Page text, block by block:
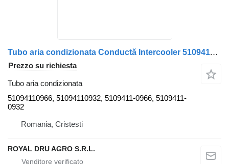
Tubo aria condizionata Conductă Intercooler 51094110966 per camion MAN 51094110966 / 51094110932
Prezzo su richiesta
Tubo aria condizionata
51094110966, 51094110932, 5109411-0966, 5109411-
0932
Romania, Cristesti
ROYAL DRU AGRO S.R.L.